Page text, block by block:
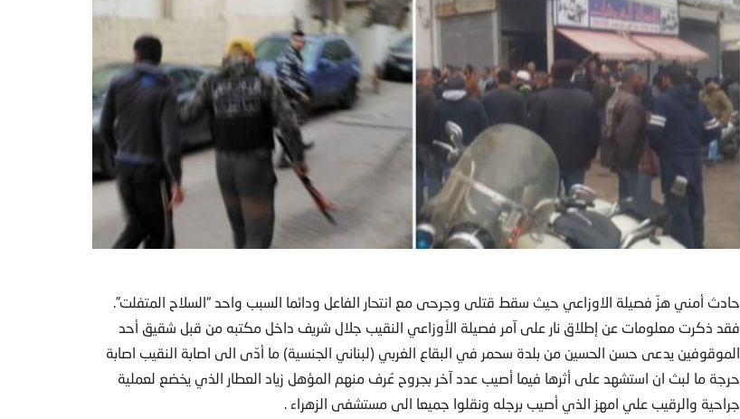
حادث أمني هزّ فصيلة الاوزاعي حيث سقط قتلى وجرحى مع انتحار الفاعل ودائما السبب واحد “السلاح المتفلت”.
فقد ذكرت معلومات عن إطلاق نار على آمر فصيلة الأوزاعي النقيب جلال شريف داخل مكتبه من قبل شقيق أحد
الموقوفين يدعى حسن الحسين من بلدة سحمر في البقاع الغربي (لبناني الجنسية) ما أدّى الى اصابة النقيب اصابة
حرجة ما لبث ان استشهد على أثرها فيما أصيب عدد آخر بجروح عُرف منهم المؤهل زياد العطار الذي يخضع لعملية
جراحية والرقيب علي امهز الذي أصيب برجله ونقلوا جميعا الى مستشفى الزهراء .